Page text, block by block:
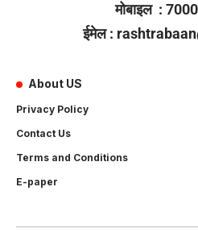
मोबाइल :
ईमेल :
About US
Privacy Policy
Contact Us
Terms and Conditions
E-paper